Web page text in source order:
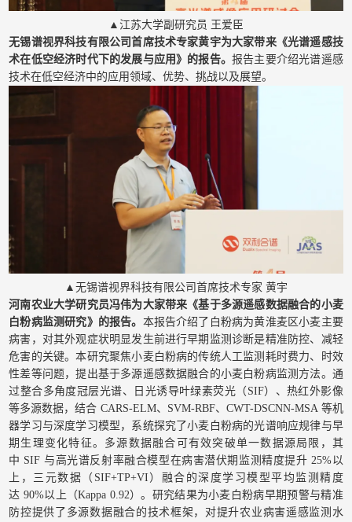
▲江苏大学副研究员 王爱臣
无锡谱视界科技有限公司首席技术专家黄宇为大家带来《光谱遥感技
术在低空经济时代下的发展与应用》的报告。报告主要介绍光谱遥感
技术在低空经济中的应用领域、优势、挑战以及展望。
▲无锡谱视界科技有限公司首席技术专家 黄宇
河南农业大学研究员冯伟为大家带来《基于多源遥感数据融合的小麦
白粉病监测研究》的报告。 本报告介绍了白粉病为黄淮麦区小麦主要
病害，对其外观症状明显发生前进行早期监测诊断是精准防控、减轻
危害的关键。本研究聚焦小麦白粉病的传统人工监测耗时费力、时效
性差等问题，提出基于多源遥感数据融合的小麦白粉病监测方法。通
过整合多角度冠层光谱、日光诱导叶绿素荧光（SIF）、热红外影像
等多源数据，结合 CARS-ELM、SVM-RBF、CWT-DSCNN-MSA 等机
器学习与深度学习模型，系统探究了小麦白粉病的光谱响应规律与早
期生理变化特征。多源数据融合可有效突破单一数据源局限，其
中 SIF 与高光谱反射率融合模型在病害潜伏期监测精度提升 25%以
上，三元数据（SIF+TP+VI）融合的深度学习模型平均监测精度
达 90%以上（Kappa 0.92）。研究结果为小麦白粉病早期预警与精准
防控提供了多源数据融合的技术框架，对提升农业病害遥感监测水